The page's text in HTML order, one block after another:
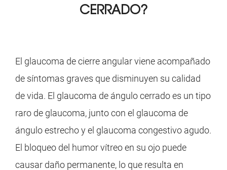
CERRADO?
El glaucoma de cierre angular viene acompañado
de síntomas graves que disminuyen su calidad
de vida. El glaucoma de ángulo cerrado es un tipo
raro de glaucoma, junto con el glaucoma de
ángulo estrecho y el glaucoma congestivo agudo.
El bloqueo del humor vítreo en su ojo puede
causar daño permanente, lo que resulta en